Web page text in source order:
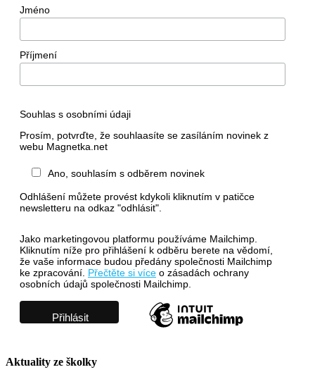
Jméno
Příjmení
Souhlas s osobními údaji
Prosím, potvrďte, že souhlaasíte se zasíláním novinek z
webu Magnetka.net
Ano, souhlasím s odběrem novinek
Odhlášení můžete provést kdykoli kliknutím v patičce
newsletteru na odkaz "odhlásit".
Jako marketingovou platformu používáme Mailchimp.
Kliknutím níže pro přihlášení k odběru berete na vědomí,
že vaše informace budou předány společnosti Mailchimp
ke zpracování. Přečtěte si více o zásadách ochrany
osobních údajů společnosti Mailchimp.
Aktuality ze školky